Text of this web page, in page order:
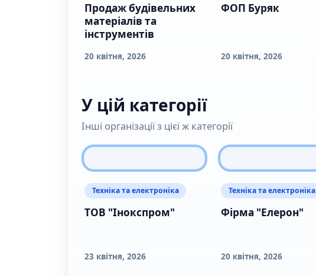
Продаж будівельних
матеріалів та
інструментів
20 квітня, 2026
ФОП Буряк
20 квітня, 2026
У цій категорії
Інші організації з цієї ж категорії
Техніка та електроніка
ТОВ "Інокспром"
23 квітня, 2026
Техніка та електроніка
Фірма "Елерон"
20 квітня, 2026